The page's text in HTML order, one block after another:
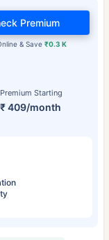
Premium Starting
₹ 409/month
& Save₹0.3 K
Premium